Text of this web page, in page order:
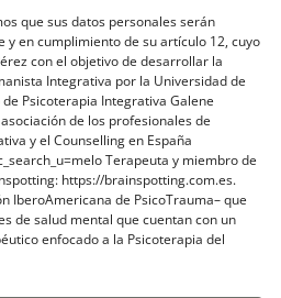
que sus datos personales serán
en cumplimiento de su artículo 12, cuyo
con el objetivo de desarrollar la
Integrativa por la Universidad de
Psicoterapia Integrativa Galene
de los profesionales de
y el Counselling en España
Terapeuta y miembro de
https://brainspotting.com.es.
IberoAmericana de PsicoTrauma– que
de salud mental que cuentan con un
enfocado a la Psicoterapia del